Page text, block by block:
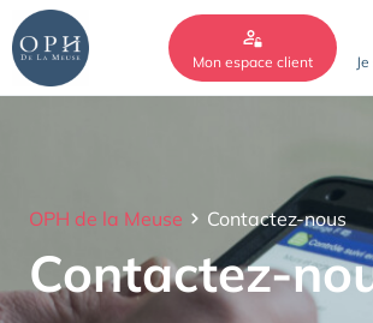
Mon espace client
OPH de la Meuse Contactez-nous
Contactez-
Cookies management panel